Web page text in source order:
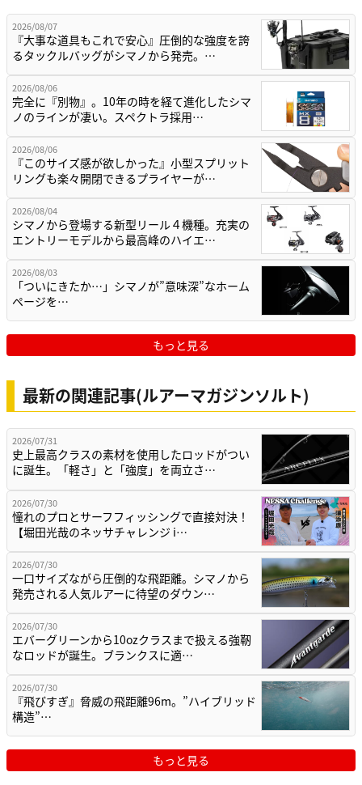
2026/08/07
『大事な道具もこれで安心』圧倒的な強度を誇
るタックルバッグがシマノから発売。…
2026/08/06
完全に『別物』。10年の時を経て進化したシマ
ノのラインが凄い。スペクトラ採用…
2026/08/06
『このサイズ感が欲しかった』小型スプリット
リングも楽々開閉できるプライヤーが…
2026/08/04
シマノから登場する新型リール４機種。充実の
エントリーモデルから最高峰のハイエ…
2026/08/03
「ついにきたか…」シマノが”意味深”なホーム
ページを…
もっと見る
最新の関連記事(ルアーマガジンソルト)
2026/07/31
史上最高クラスの素材を使用したロッドがつい
に誕生。「軽さ」と「強度」を両立さ…
2026/07/30
憧れのプロとサーフフィッシングで直接対決！
【堀田光哉のネッサチャレンジ i…
2026/07/30
一口サイズながら圧倒的な飛距離。シマノから
発売される人気ルアーに待望のダウン…
2026/07/30
エバーグリーンから10ozクラスまで扱える強靭
なロッドが誕生。ブランクスに適…
2026/07/30
『飛びすぎ』脅威の飛距離96m。”ハイブリッド
構造”…
もっと見る